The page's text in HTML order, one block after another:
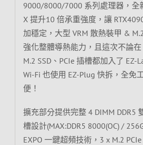
9000/8000/7000 系列處理器，全
X 提升10 倍承重強度，讓
加穩定，大型 VRM 散熱裝甲 &
強化整體導熱能力，且這次不論在
M.2 SSD、PCIe 插槽都加入了 EZ-
Wi-Fi 也使用 EZ-Plug 快拆，全免
便！
擴充部分提供完整 4 DIMM DDR5
槽設計(MAX:DDR5 8000(OC) /
EXPO 一鍵超頻技術，3 x M.2